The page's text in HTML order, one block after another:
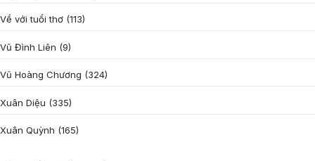
Về với tuổi thơ (113)
Vũ Đình Liên (9)
Vũ Hoàng Chương (324)
Xuân Diệu (335)
Xuân Quỳnh (165)